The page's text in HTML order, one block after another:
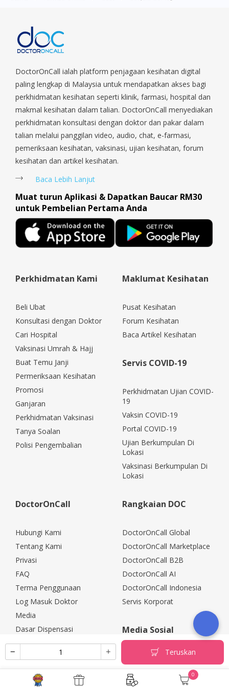
0
Teruskan
Kallang/ Whampoa, Lim Chu Kang, Marine Parade, Marina,
Macpherson, Mandai, Newton, Novena, Orchard, Pasir Ris,
Punggol, Potong Pasir, Paya Lebar, Queenstown, Raffles Place,
Serangoon Rd, Seletar, Tampines, Toa Payoh, Tanjong Pagar,
Telok Blangah, Tanglin, Thomson, Tuas, Tengah, Upper East
Coast, Upper Bukit Timah, Upper Thomson, Woodlands, West
Coast, Yishun, Yio Chu Kang.
DoctorOnCall ialah platform penjagaan kesihatan digital
paling lengkap di Malaysia untuk mendapatkan akses bagi
perkhidmatan kesihatan seperti klinik, farmasi, hospital dan
makmal kesihatan dalam talian. DoctorOnCall menyediakan
perkhidmatan konsultasi dengan doktor dan pakar dalam
talian melalui panggilan video, audio, chat, e-farmasi,
pemeriksaan kesihatan, vaksinasi, ujian kesihatan, forum
kesihatan dan artikel kesihatan.
Baca Lebih Lanjut
Muat turun Aplikasi & Dapatkan Baucar RM30
untuk Pembelian Pertama Anda
Perkhidmatan Kami
Beli Ubat
Konsultasi dengan Doktor
Cari Hospital
Vaksinasi Umrah & Hajj
Buat Temu Janji
Permeriksaan Kesihatan
Promosi
Ganjaran
Perkhidmatan Vaksinasi
Tanya Soalan
Polisi Pengembalian
Maklumat Kesihatan
Pusat Kesihatan
Forum Kesihatan
Baca Artikel Kesihatan
Servis COVID-19
Perkhidmatan Ujian COVID-
19
Vaksin COVID-19
Portal COVID-19
Ujian Berkumpulan Di
Lokasi
Vaksinasi Berkumpulan Di
Lokasi
DoctorOnCall
Hubungi Kami
Tentang Kami
Privasi
FAQ
Terma Penggunaan
Log Masuk Doktor
Media
Dasar Dispensasi
Kerjaya
Rakan Kongsi Korporat
Polisi Pemulangan
Rangkaian DOC
DoctorOnCall Global
DoctorOnCall Marketplace
DoctorOnCall B2B
DoctorOnCall AI
DoctorOnCall Indonesia
Servis Korporat
Media Sosial